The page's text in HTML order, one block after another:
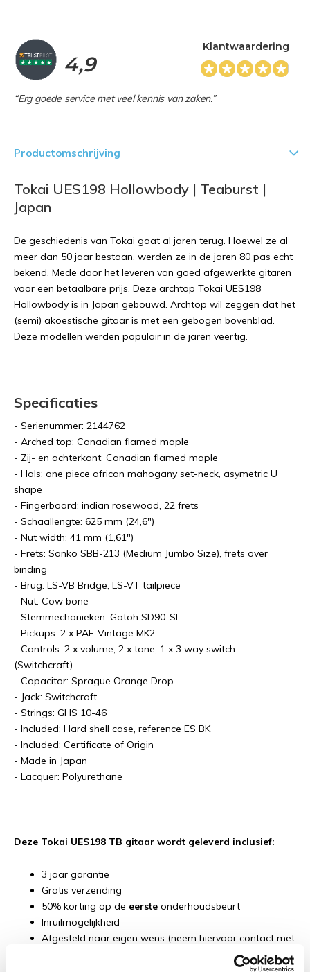
4,9
Klantwaardering
“Erg goede service met veel kennis van zaken.”
Productomschrijving
Tokai UES198 Hollowbody | Teaburst |
Japan
De geschiedenis van Tokai gaat al jaren terug. Hoewel ze al
meer dan 50 jaar bestaan, werden ze in de jaren 80 pas echt
bekend. Mede door het leveren van goed afgewerkte gitaren
voor een betaalbare prijs. Deze archtop Tokai UES198
Hollowbody is in Japan gebouwd. Archtop wil zeggen dat het
(semi) akoestische gitaar is met een gebogen bovenblad.
Deze modellen werden populair in de jaren veertig.
Specificaties
- Serienummer: 2144762
- Arched top: Canadian flamed maple
- Zij- en achterkant: Canadian flamed maple
- Hals: one piece african mahogany set-neck, asymetric U
shape
- Fingerboard: indian rosewood, 22 frets
- Schaallengte: 625 mm (24,6")
- Nut width: 41 mm (1,61")
- Frets: Sanko SBB-213 (Medium Jumbo Size), frets over
binding
- Brug: LS-VB Bridge, LS-VT tailpiece
- Nut: Cow bone
- Stemmechanieken: Gotoh SD90-SL
- Pickups: 2 x PAF-Vintage MK2
- Controls: 2 x volume, 2 x tone, 1 x 3 way switch
(Switchcraft)
- Capacitor: Sprague Orange Drop
- Jack: Switchcraft
- Strings: GHS 10-46
- Included: Hard shell case, reference ES BK
- Included: Certificate of Origin
- Made in Japan
- Lacquer: Polyurethane
Deze Tokai UES198 TB gitaar wordt geleverd inclusief:
3 jaar garantie
Gratis verzending
50% korting op de eerste onderhoudsbeurt
Inruilmogelijkheid
Afgesteld naar eigen wens (neem hiervoor contact met